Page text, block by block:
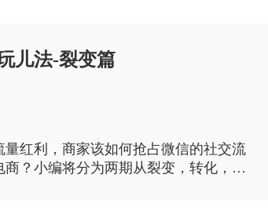
儿法-裂变篇
红利，商家该如何抢占微信的社交流
？小编将分为两期从裂变，转化，留